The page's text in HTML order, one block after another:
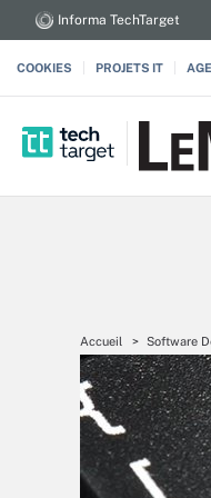
Informa TechTarget
COOKIES PROJETS IT
Accueil Software